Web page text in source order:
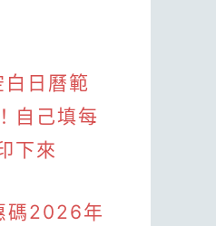
日曆範
自己填每
下來
碼2026年